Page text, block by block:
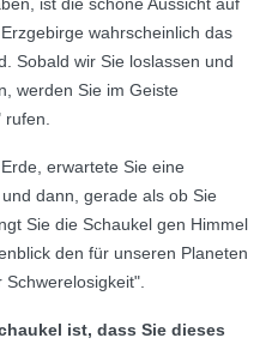
wahrscheinlich das
Sobald wir Sie loslassen und
werden Sie im Geiste
erwartete Sie eine
dann, gerade als ob Sie
Sie die Schaukel gen Himmel
den für unseren Planeten
ist, dass Sie dieses